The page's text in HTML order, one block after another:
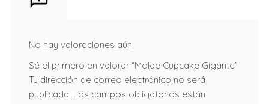
No hay valoraciones aún.
Sé el primero en valorar “Molde Cupcake Gigante”
Tu dirección de correo electrónico no será
publicada. Los campos obligatorios están